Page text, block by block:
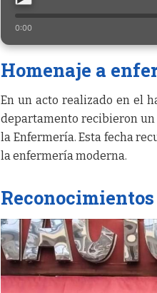
0:00
Homenaje a
En un acto realizado en el
departamento recibieron
la Enfermería. Esta fecha
la enfermería moderna.